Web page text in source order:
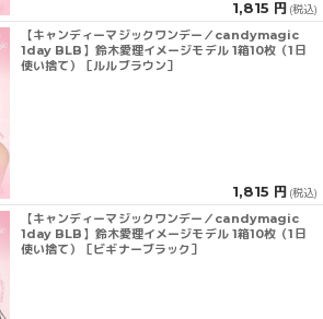
1,815 円 (税込)
【キャンディーマジックワンデー／candymagic
1day BLB】鈴木愛理イメージモデル 1箱10枚（1日
使い捨て）［ルルブラウン］
1,815 円 (税込)
【キャンディーマジックワンデー／candymagic
1day BLB】鈴木愛理イメージモデル 1箱10枚（1日
使い捨て）［ビギナーブラック］